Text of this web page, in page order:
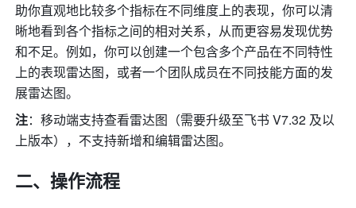
助你直观地比较多个指标在不同维度上的表现，你可以清
晰地看到各个指标之间的相对关系，从而更容易发现优势
和不足。例如，你可以创建一个包含多个产品在不同特性
上的表现雷达图，或者一个团队成员在不同技能方面的发
展雷达图。
注：移动端支持查看雷达图（需要升级至飞书 V7.32 及以
上版本），不支持新增和编辑雷达图。
二、操作流程